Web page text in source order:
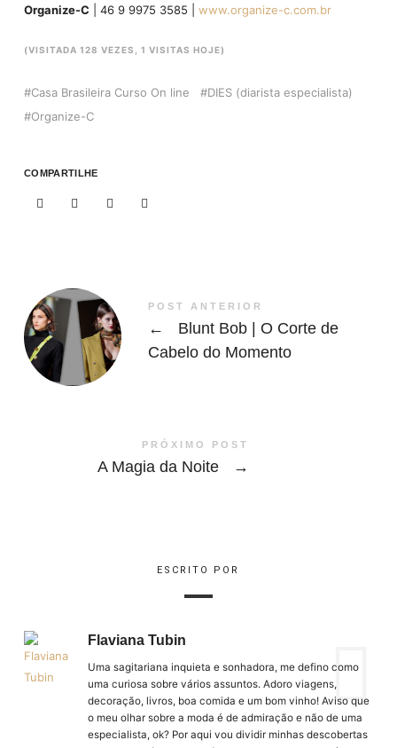
Organize-C | 46 9 9975 3585 | www.organize-c.com.br
(VISITADA 128 VEZES, 1 VISITAS HOJE)
Casa Brasileira Curso On line
DIES (diarista especialista)
Organize-C
COMPARTILHE
POST ANTERIOR
←
Blunt Bob | O Corte de
Cabelo do Momento
PRÓXIMO POST
A Magia da Noite →
ESCRITO POR
Flaviana Tubin
Uma sagitariana inquieta e sonhadora, me defino como
uma curiosa sobre vários assuntos. Adoro viagens,
decoração, livros, boa comida e um bom vinho! Aviso que
o meu olhar sobre a moda é de admiração e não de uma
especialista, ok? Por aqui vou dividir minhas descobertas